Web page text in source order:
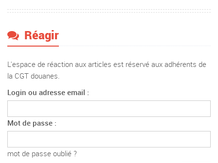
Réagir
L'espace de réaction aux articles est réservé aux adhérents de
la CGT douanes.
Login ou adresse email :
Mot de passe :
mot de passe oublié ?